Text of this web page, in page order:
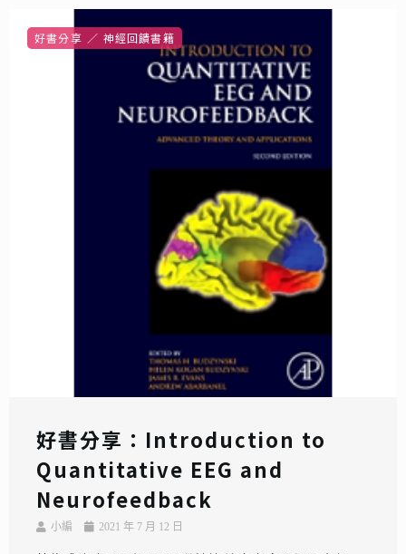
好書分享 神經回饋書籍
好書分享：Introduction to
Quantitative EEG and
Neurofeedback
小編 2021 年 7 月 12 日